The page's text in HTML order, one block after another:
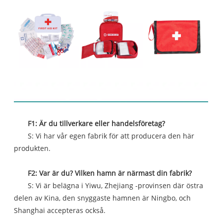
F1: Är du tillverkare eller handelsföretag?
S: Vi har vår egen fabrik för att producera den här
produkten.
F2: Var är du? Vilken hamn är närmast din fabrik?
S: Vi är belägna i Yiwu, Zhejiang -provinsen där östra
delen av Kina, den snyggaste hamnen är Ningbo, och
Shanghai accepteras också.